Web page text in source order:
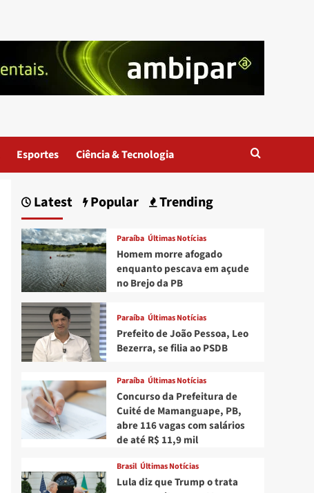
Esportes Ciência & Tecnologia
Latest Popular Trending
Paraíba Últimas Notícias
Homem morre afogado
enquanto pescava em açude
no Brejo da PB
Paraíba Últimas Notícias
Prefeito de João Pessoa, Leo
Bezerra, se filia ao PSDB
Paraíba Últimas Notícias
Concurso da Prefeitura de
Cuité de Mamanguape, PB,
abre 116 vagas com salários
de até R$ 11,9 mil
Brasil Últimas Notícias
Lula diz que Trump o trata